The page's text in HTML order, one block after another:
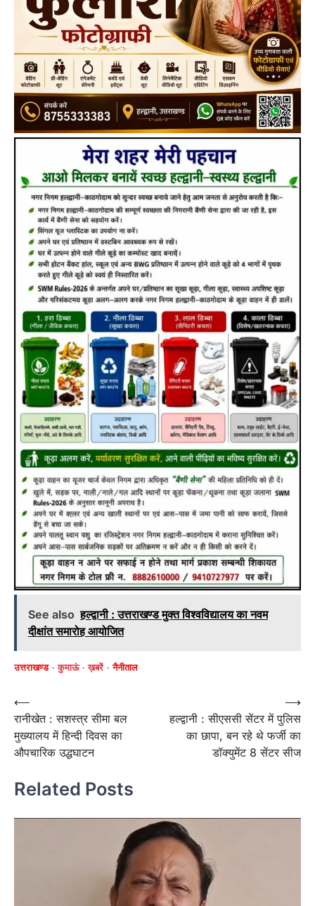
See also हल्द्वानी : उत्तराखण्ड मुक्त विश्वविद्यालय का नवम
दीक्षांत समारोह आयोजित
उत्तराखण्ड कुमाऊं ख़बरें नैनीताल
Post
navigation
⟵
रानीखेत : सशस्त्र सीमा बल
मुख्यालय में हिन्दी दिवस का
औपचारिक उद्धघाटन
हल्द्वानी : सीएससी सेंटर में पुलिस
का छापा, बन रहे थे फर्जी का
डॉक्युमेंट 8 सेंटर सीज
⟶
Related Posts